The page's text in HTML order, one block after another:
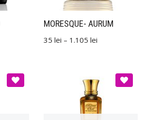
MORESQUE- AURUM
35 lei – 1.105 lei